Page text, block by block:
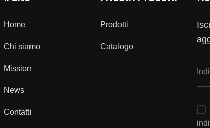
Home
Chi siamo
Mission
News
Contatti
Prodotti
Catalogo